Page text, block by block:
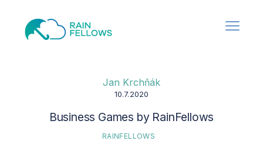
Jan Krchňák
10.7.2020
Business Games by RainFellows
RAINFELLOWS